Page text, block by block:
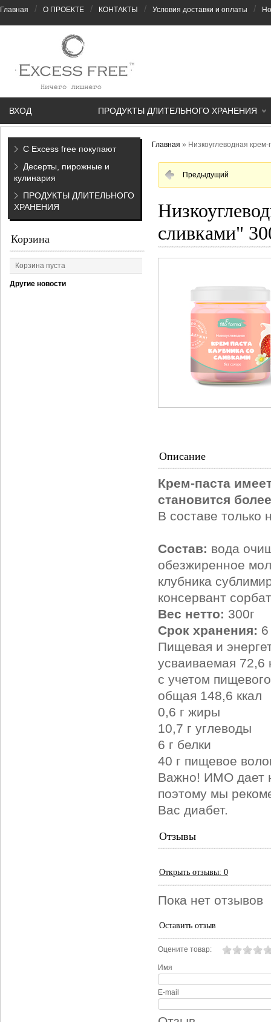
Главная / О ПРОЕКТЕ / КОНТАКТЫ / Условия доставки и оплаты /
ПРОДУКТЫ ДЛИТЕЛЬНОГО ХРАНЕНИЯ
ВХОД
С Excess free покупают
Десерты, пирожные и
кулинария
ПРОДУКТЫ ДЛИТЕЛЬНОГО
ХРАНЕНИЯ
Корзина
Корзина пуста
Другие новости
Главная » Низкоуглеводная
Предыдущий
сливками"
Описание
Крем-паста
становится
В составе только
Состав: вода
обезжиренное
клубника
консервант
Вес нетто: 300г
Срок хранения:
Пищевая и
усваиваемая 72,6
с учетом
общая 148,6 ккал
0,6 г жиры
10,7 г углеводы
6 г белки
40 г пищевое
Важно! ИМО дает
поэтому мы
Вас диабет.
Отзывы
Открыть отзывы: 0
Пока нет отзывов
Оставить отзыв
Оцените товар:
Имя
E-mail